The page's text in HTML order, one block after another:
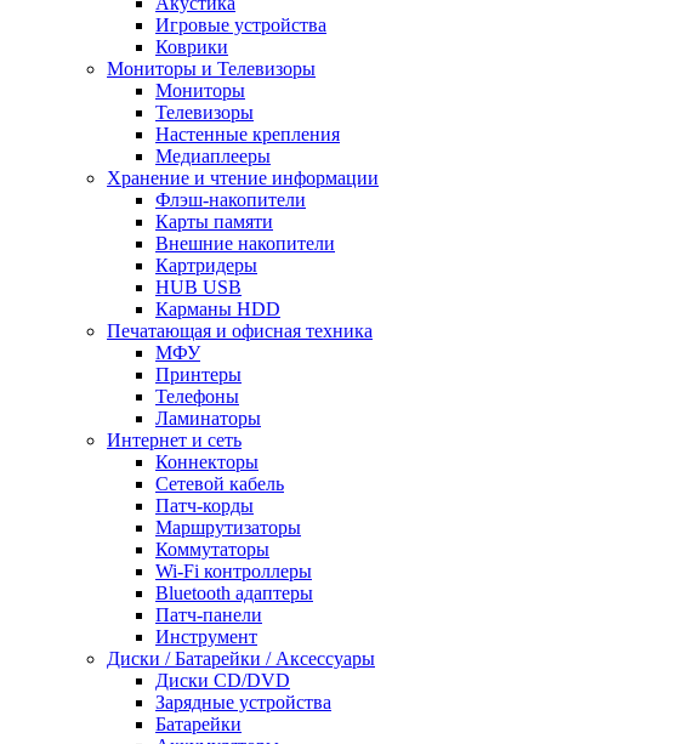
Игровые устройства
Коврики
Мониторы и Телевизоры
Мониторы
Телевизоры
Настенные крепления
Медиаплееры
Хранение и чтение информации
Флэш-накопители
Карты памяти
Внешние накопители
Картридеры
HUB USB
Карманы HDD
Печатающая и офисная техника
МФУ
Принтеры
Телефоны
Ламинаторы
Интернет и сеть
Коннекторы
Сетевой кабель
Патч-корды
Маршрутизаторы
Коммутаторы
Wi-Fi контроллеры
Bluetooth адаптеры
Патч-панели
Инструмент
Диски / Батарейки / Аксессуары
Диски CD/DVD
Зарядные устройства
Батарейки